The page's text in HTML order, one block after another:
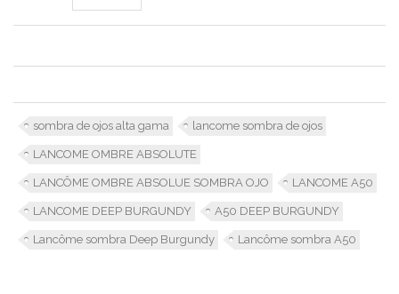
sombra de ojos alta gama lancome sombra de ojos
LANCOME OMBRE ABSOLUTE
LANCÔME OMBRE ABSOLUE SOMBRA OJO LANCOME A50
LANCOME DEEP BURGUNDY A50 DEEP BURGUNDY
Lancôme sombra Deep Burgundy Lancôme sombra A50